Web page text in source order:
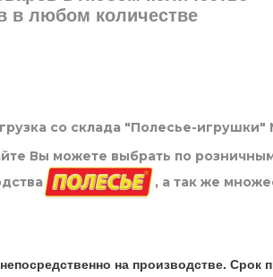
в любом количестве
со склада "Полесье-
Вы можете выбрать по
, а так же
на производстве. Срок